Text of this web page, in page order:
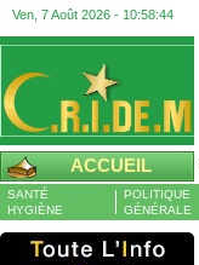
Ven, 7 Août 2026 - 10:58:45
ACCUEIL
SANTÉ
HYGIÈNE
POLITIQUE
GÉNÉRALE